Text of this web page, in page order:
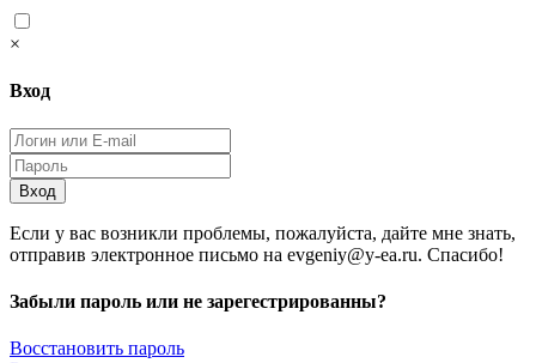
×
Вход
Вход
Если у вас возникли проблемы, пожалуйста, дайте мне знать,
отправив электронное письмо на evgeniy@y-ea.ru. Спасибо!
Забыли пароль или не зарегестрированны?
Восстановить пароль